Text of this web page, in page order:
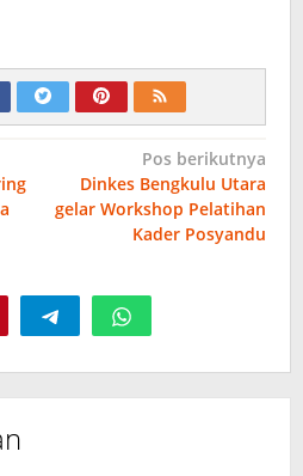
Pos berikutnya
Dinkes Bengkulu Utara
gelar Workshop Pelatihan
Kader Posyandu